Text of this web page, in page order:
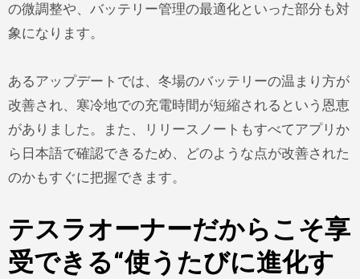
の微調整や、バッテリー管理の最適化といった部分も対
象になります。
あるアップデートでは、冬場のバッテリーの温まり方が
改善され、寒冷地での充電時間が短縮されるという恩恵
がありました。また、リリースノートもすべてアプリか
ら日本語で確認できるため、どのような点が改善された
のかもすぐに把握できます。
テスラオーナーだからこそ享
受できる“使うたびに進化す